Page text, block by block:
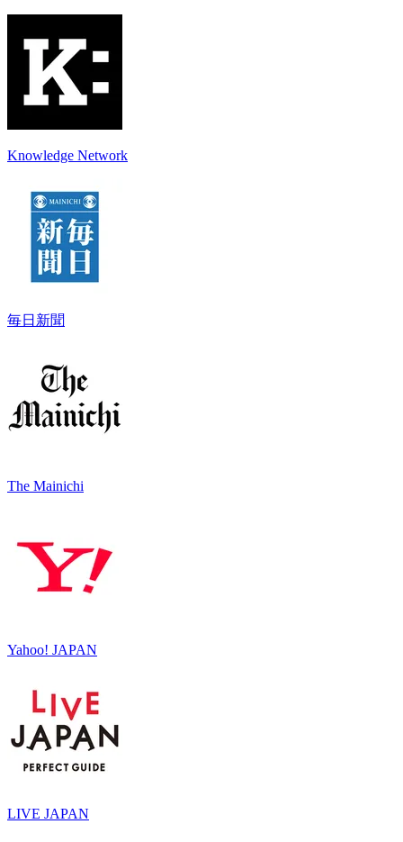
Knowledge Network
毎日新聞
The Mainichi
Yahoo! JAPAN
LIVE JAPAN